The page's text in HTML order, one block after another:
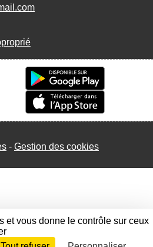
Gestion des cookies
et vous donne le contrôle sur ceux